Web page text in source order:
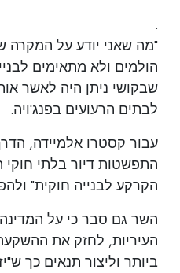
.
"מה שאני יודע על המקרה
הולמים ולא מתאימים
שבקושי ניתן היה לאשר
לבתים הרעועים בפנג'ויה.
עבור קסטרו אלמיידה,
התפשטות דיור בלתי חוקי
הקרקע לבנייה חוקית"
השר גם סבר כי על
העיריות, לחזק את
ביותר וליצור תנאים כך